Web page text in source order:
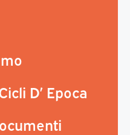
D’ Epoca